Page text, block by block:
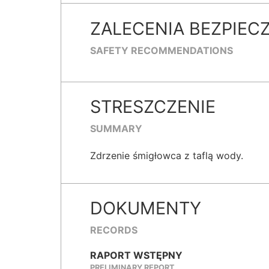
ZALECENIA
SAFETY RECOMMENDATIONS
STRESZCZENIE
SUMMARY
Zdrzenie śmigłowca z taflą wody.
DOKUMENTY
RECORDS
RAPORT WSTĘPNY